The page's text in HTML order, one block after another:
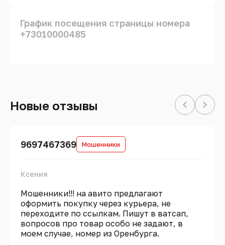
График посещения страницы номера
+73010000485
Новые отзывы
9697467369 Мошенники
Ксения
Мошенники!!! на авито предлагают
оформить покупку через курьера, не
переходите по ссылкам. Пишут в ватсап,
вопросов про товар особо не задают, в
моем случае, номер из Оренбурга.